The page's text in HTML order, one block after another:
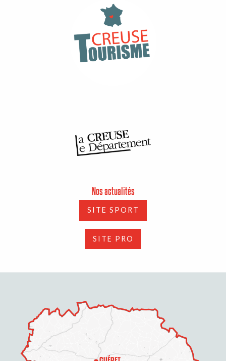
Nos actualités
SITE SPORT
SITE PRO